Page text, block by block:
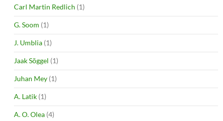
Carl Martin Redlich (1)
G. Soom (1)
J. Umblia (1)
Jaak Sõggel (1)
Juhan Mey (1)
A. Latik (1)
A. O. Olea (4)